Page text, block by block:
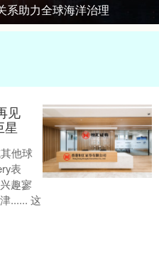
系助力全球海洋治理
见
星
他球
表
趣寥
...... 这